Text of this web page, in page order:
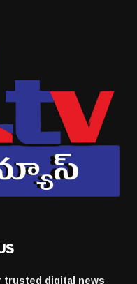
digital news